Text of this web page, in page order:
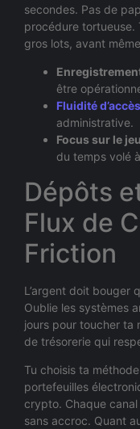
secondes. Pas de
procédure tortueuse.
gros lots, avant
être
Fluidité d’accès
administrative.
Focus sur le
du temps volé
Dépôts
Flux de
Friction
L’argent doit bouger
Oublie les systèmes
jours pour toucher ta
de trésorerie qui
Tu choisis ta
portefeuilles
crypto. Chaque
sans accroc. Quant